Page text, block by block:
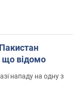
що відомо
нападу на одну з